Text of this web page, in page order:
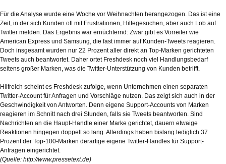
Für die Analyse wurde eine Woche vor Weihnachten herangezogen. Das ist eine
Zeit, in der sich Kunden oft mit Frustrationen, Hilfegesuchen, aber auch Lob auf
Twitter melden. Das Ergebnis war ernüchternd: Zwar gibt es Vorreiter wie
American Express und Samsung, die fast immer auf Kunden-Tweets reagieren.
Doch insgesamt wurden nur 22 Prozent aller direkt an Top-Marken gerichteten
Tweets auch beantwortet. Daher ortet Freshdesk noch viel Handlungsbedarf
seitens großer Marken, was die Twitter-Unterstützung von Kunden betrifft.
Hilfreich scheint es Freshdesk zufolge, wenn Unternehmen einen separaten
Twitter-Account für Anfragen und Vorschläge nutzen. Das zeigt sich auch in der
Geschwindigkeit von Antworten. Denn eigene Support-Accounts von Marken
reagieren im Schnitt nach drei Stunden, falls sie Tweets beantworten. Sind
Nachrichten an die Haupt-Handle einer Marke gerichtet, dauern etwaige
Reaktionen hingegen doppelt so lang. Allerdings haben bislang lediglich 37
Prozent der Top-100-Marken derartige eigene Twitter-Handles für Support-
Anfragen eingerichtet.
(Quelle: http://www.pressetext.de)